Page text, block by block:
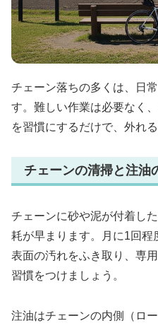
チェーン落ちの多くは、日
す。難しい作業は必要なく
を習慣にするだけで、外れ
チェーンの清掃と注油
チェーンに砂や泥が付着し
耗が早まります。月に1回程
表面の汚れをふき取り、専
習慣をつけましょう。
注油はチェーンの内側（ロ